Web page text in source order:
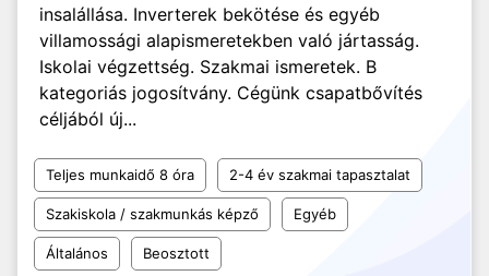
insalállása. Inverterek bekötése és egyéb
villamossági alapismeretekben való jártasság.
Iskolai végzettség. Szakmai ismeretek. B
kategoriás jogosítvány. Cégünk csapatbővítés
céljából új...
Teljes munkaidő 8 óra 2-4 év szakmai tapasztalat
Szakiskola / szakmunkás képző Egyéb
Általános Beosztott